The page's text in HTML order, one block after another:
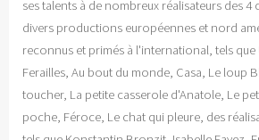
ses talents à de nombreux réalisateurs des
divers productions européennes et nord
reconnus et primés à l'international, tels que
Ferailles, Au bout du monde, Casa, Le loup
toucher, La petite casserole d'Anatole, Le
poche, Féroce, Le chat qui pleure, des